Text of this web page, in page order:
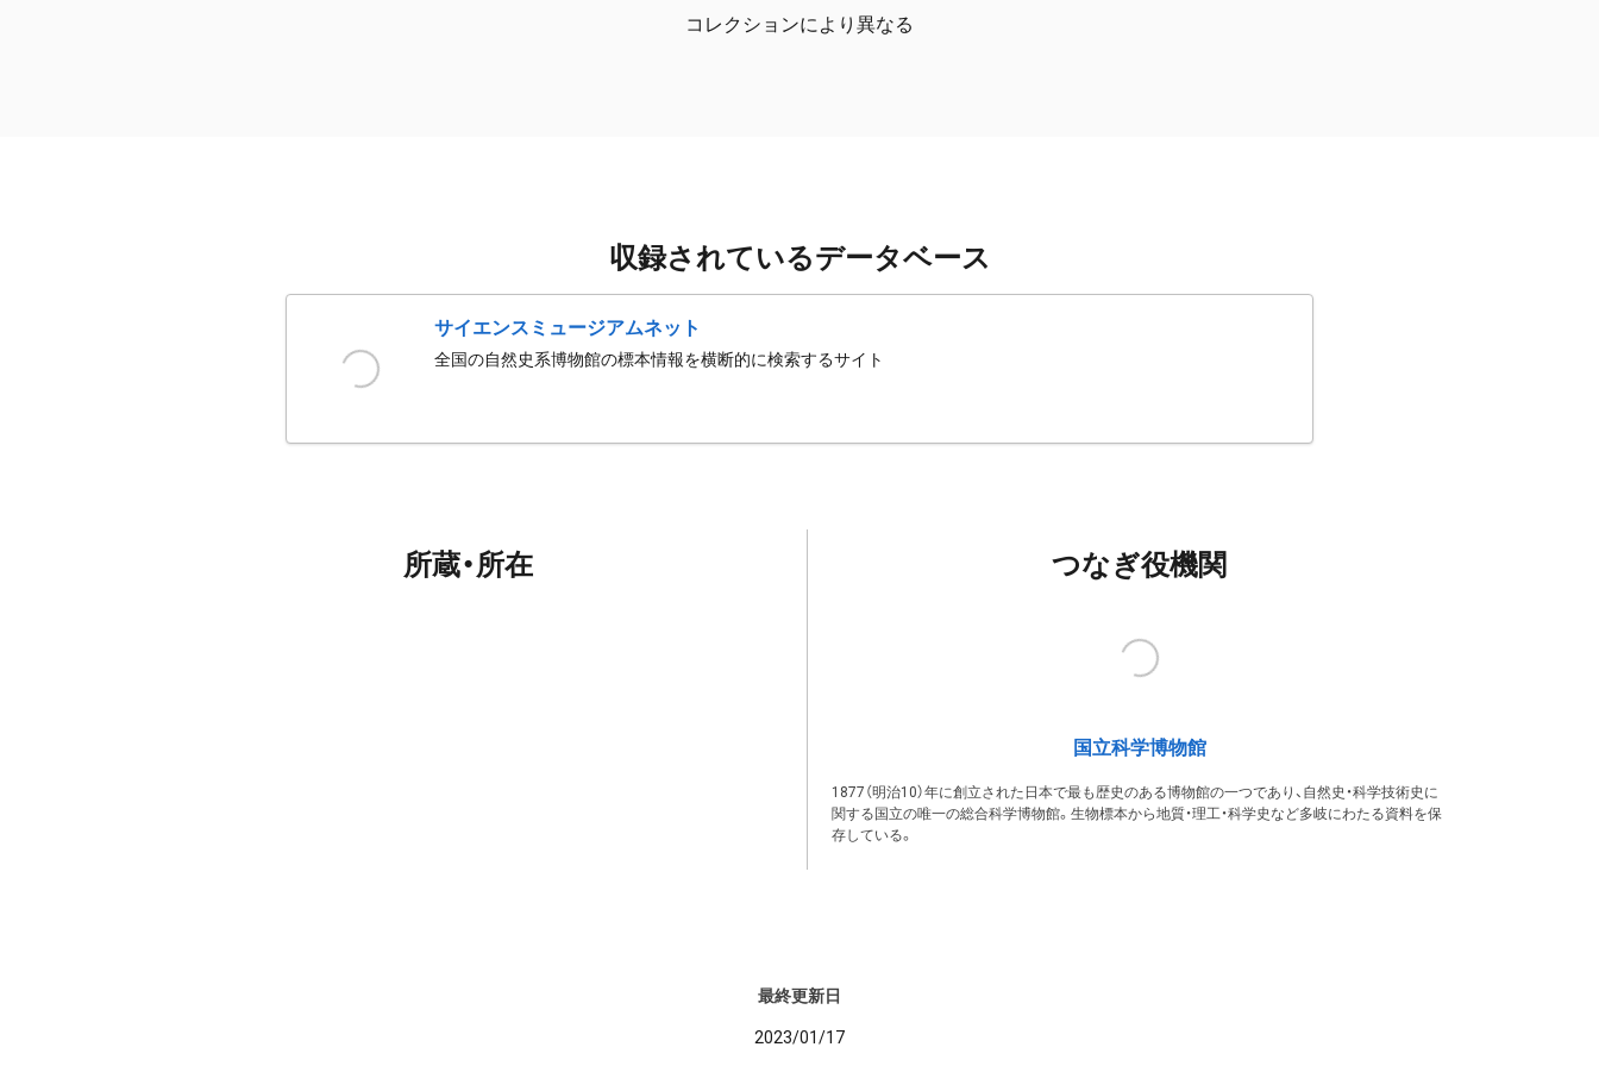
コレクションにより異なる
収録されているデータベース
サイエンスミュージアムネット
全国の自然史系博物館の標本情報を横断的に検索するサイト
所蔵・所在 つなぎ役機関
国立科学博物館
1877（明治10）年に創立された日本で最も歴史のある博物館の一つであり、自然史・科学技術史に
関する国立の唯一の総合科学博物館。生物標本から地質・理工・科学史など多岐にわたる資料を保
存している。
最終更新日
2023/01/17